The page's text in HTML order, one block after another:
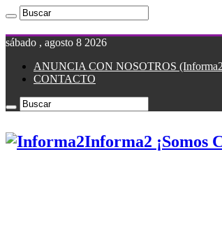
sábado , agosto 8 2026
ANUNCIA CON NOSOTROS
CONTACTO
Informa2 ¡Somos